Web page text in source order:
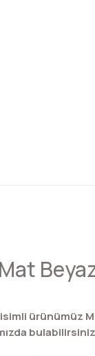
isimli ürünümüz